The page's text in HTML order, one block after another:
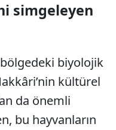
simgeleyen
biyolojik
kültürel
da önemli
bu hayvanların